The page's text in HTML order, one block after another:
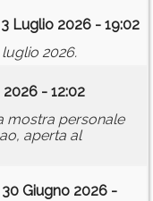
Luglio 2026 - 19:02
2026.
- 12:02
mostra personale
aperta al
Giugno 2026 -